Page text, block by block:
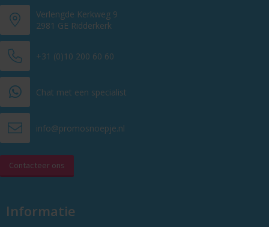
Verlengde Kerkweg 9
2981 GE Ridderkerk
+31 (0)10 200 60 60
Chat met een specialist
info@promosnoepje.nl
Contacteer ons
Informatie